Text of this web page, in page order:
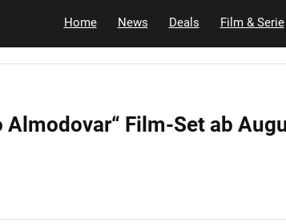
Home News Deals Film & Serie
Almodovar“ Film-Set ab